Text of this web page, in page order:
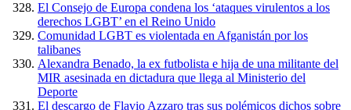
El Consejo de Europa condena los ‘ataques virulentos a los
derechos LGBT’ en el Reino Unido
Comunidad LGBT es violentada en Afganistán por los
talibanes
Alexandra Benado, la ex futbolista e hija de una militante del
MIR asesinada en dictadura que llega al Ministerio del
Deporte
El descargo de Flavio Azzaro tras sus polémicos dichos sobre